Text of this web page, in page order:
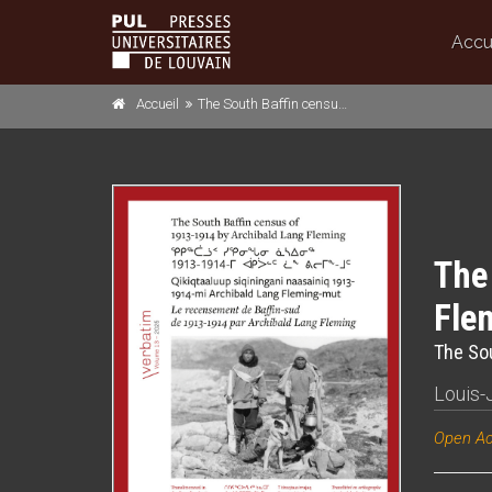
Accueil The South Baffin census of 1913-1914 by Archibald Lang Fleming
The
Open